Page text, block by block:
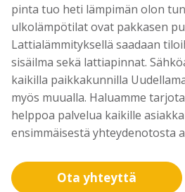
pinta tuo heti lämpimän olon
ulkolämpötilat ovat pakkasen
Lattialämmityksellä saadaan
sisäilma sekä lattiapinnat.
kaikilla paikkakunnilla
myös muualla. Haluamme
helppoa palvelua kaikille
ensimmäisestä yhteydenotosta
Ota yhteyttä